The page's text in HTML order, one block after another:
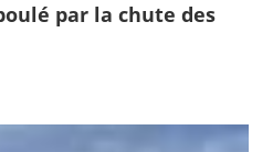
par la chute des